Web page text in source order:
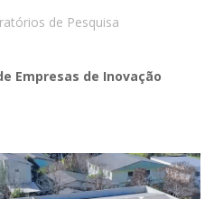
de Pesquisa
Empresas de Inovação